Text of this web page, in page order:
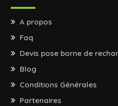
A propos
Faq
Devis pose borne de
Blog
Conditions Générales
Partenaires